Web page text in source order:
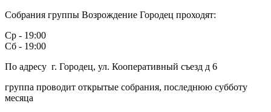
Собрания группы Возрождение Городец проходят:
Ср - 19:00
Сб - 19:00
По адресу г. Городец, ул. Кооперативный съезд д 6
группа проводит открытые собрания, последнюю субботу
месяца